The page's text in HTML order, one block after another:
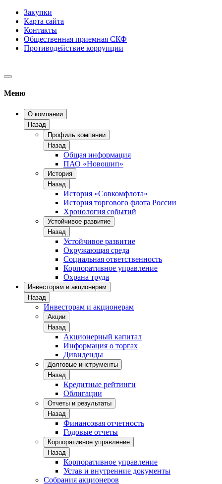
Закупки
Карта сайта
Контакты
Общественная приемная СКФ
Противодействие коррупции
Меню
О компании
Назад
Профиль компании
Назад
Общая информация
ПАО «Новошип»
История
Назад
История «Совкомфлота»
История торгового флота России
Хронология событий
Устойчивое развитие
Назад
Устойчивое развитие
Окружающая среда
Социальная ответственность
Корпоративное управление
Охрана труда
Инвесторам и акционерам
Назад
Инвесторам и акционерам
Акции
Назад
Акционерный капитал
Информация о торгах
Дивиденды
Долговые инструменты
Назад
Кредитные рейтинги
Облигации
Отчеты и результаты
Назад
Финансовая отчетность
Годовые отчеты
Корпоративное управление
Назад
Корпоративное управление
Устав и внутренние документы
Собрания акционеров